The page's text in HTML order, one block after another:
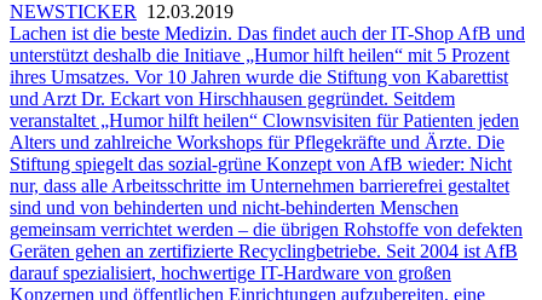
NEWSTICKER 12.03.2019
Lachen ist die beste Medizin. Das findet auch der IT-Shop AfB und
unterstützt deshalb die Initiave „Humor hilft heilen“ mit 5 Prozent
ihres Umsatzes. Vor 10 Jahren wurde die Stiftung von Kabarettist
und Arzt Dr. Eckart von Hirschhausen gegründet. Seitdem
veranstaltet „Humor hilft heilen“ Clownsvisiten für Patienten jeden
Alters und zahlreiche Workshops für Pflegekräfte und Ärzte. Die
Stiftung spiegelt das sozial-grüne Konzept von AfB wieder: Nicht
nur, dass alle Arbeitsschritte im Unternehmen barrierefrei gestaltet
sind und von behinderten und nicht-behinderten Menschen
gemeinsam verrichtet werden – die übrigen Rohstoffe von defekten
Geräten gehen an zertifizierte Recyclingbetriebe. Seit 2004 ist AfB
darauf spezialisiert, hochwertige IT-Hardware von großen
Konzernen und öffentlichen Einrichtungen aufzubereiten, eine